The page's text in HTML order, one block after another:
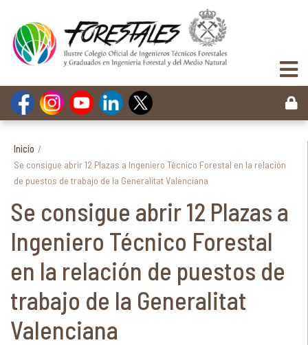
Inicio /
Se consigue abrir 12 Plazas a Ingeniero Técnico Forestal en la relación
de puestos de trabajo de la Generalitat Valenciana
Se consigue abrir 12 Plazas a
Ingeniero Técnico Forestal
en la relación de puestos de
trabajo de la Generalitat
Valenciana